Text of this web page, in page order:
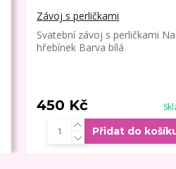
Závoj s perličkami
Svatební závoj s perličkami
hřebínek Barva bílá
450 Kč
Přidat do